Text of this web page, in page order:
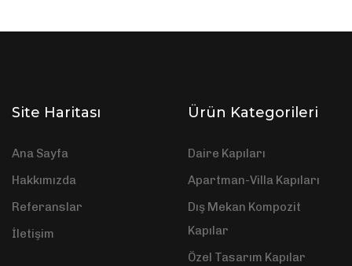
Site Haritası
Ana Sayfa
Hakkımızda
Referanslar
İletişim
Ürün Kategorileri
Daire Kapıları
Apartman-Villa Kapıları
Dış Mekan Kompozit
Kapılar
Özel Tasarım Kapılar